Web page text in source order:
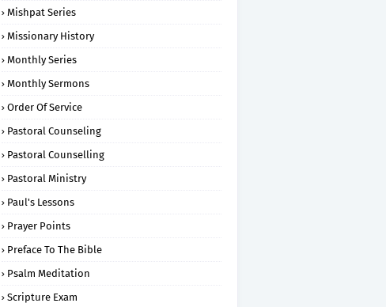
Mishpat Series
Missionary History
Monthly Series
Monthly Sermons
Order Of Service
Pastoral Counseling
Pastoral Counselling
Pastoral Ministry
Paul's Lessons
Prayer Points
Preface To The Bible
Psalm Meditation
Scripture Exam